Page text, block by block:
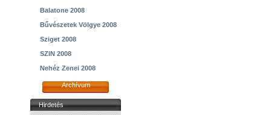
Balatone 2008
Bűvészetek Völgye 2008
Sziget 2008
SZIN 2008
Nehéz Zenei 2008
Archívum
Hirdetés